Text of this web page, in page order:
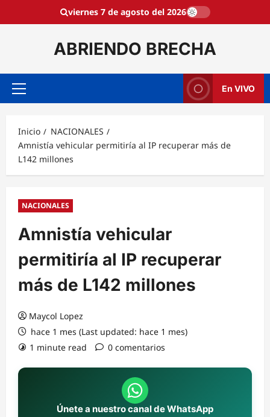
viernes 7 de agosto del 2026
ABRIENDO BRECHA
Menú
En VIVO
Inicio
NACIONALES
Amnistía vehicular permitiría al IP recuperar más de
L142 millones
NACIONALES
Amnistía vehicular
permitiría al IP recuperar
más de L142 millones
Maycol Lopez
hace 1 mes (Last updated: hace 1 mes)
1 minute read
0 comentarios
Únete a nuestro canal de WhatsApp